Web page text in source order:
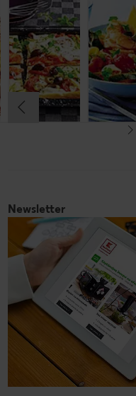
Budincă
italiană de
orez cu salată
de fructe
Cel mult 60 minute
Simplu
Clătite cu
legume și
mozzarella
Cel mult 30
Simplu
Newsletter